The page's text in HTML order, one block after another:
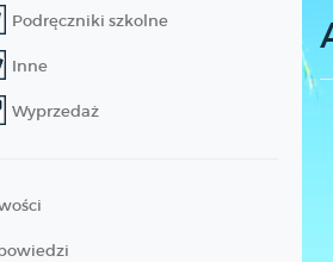
Podręczniki szkolne
Inne
Wyprzedaż